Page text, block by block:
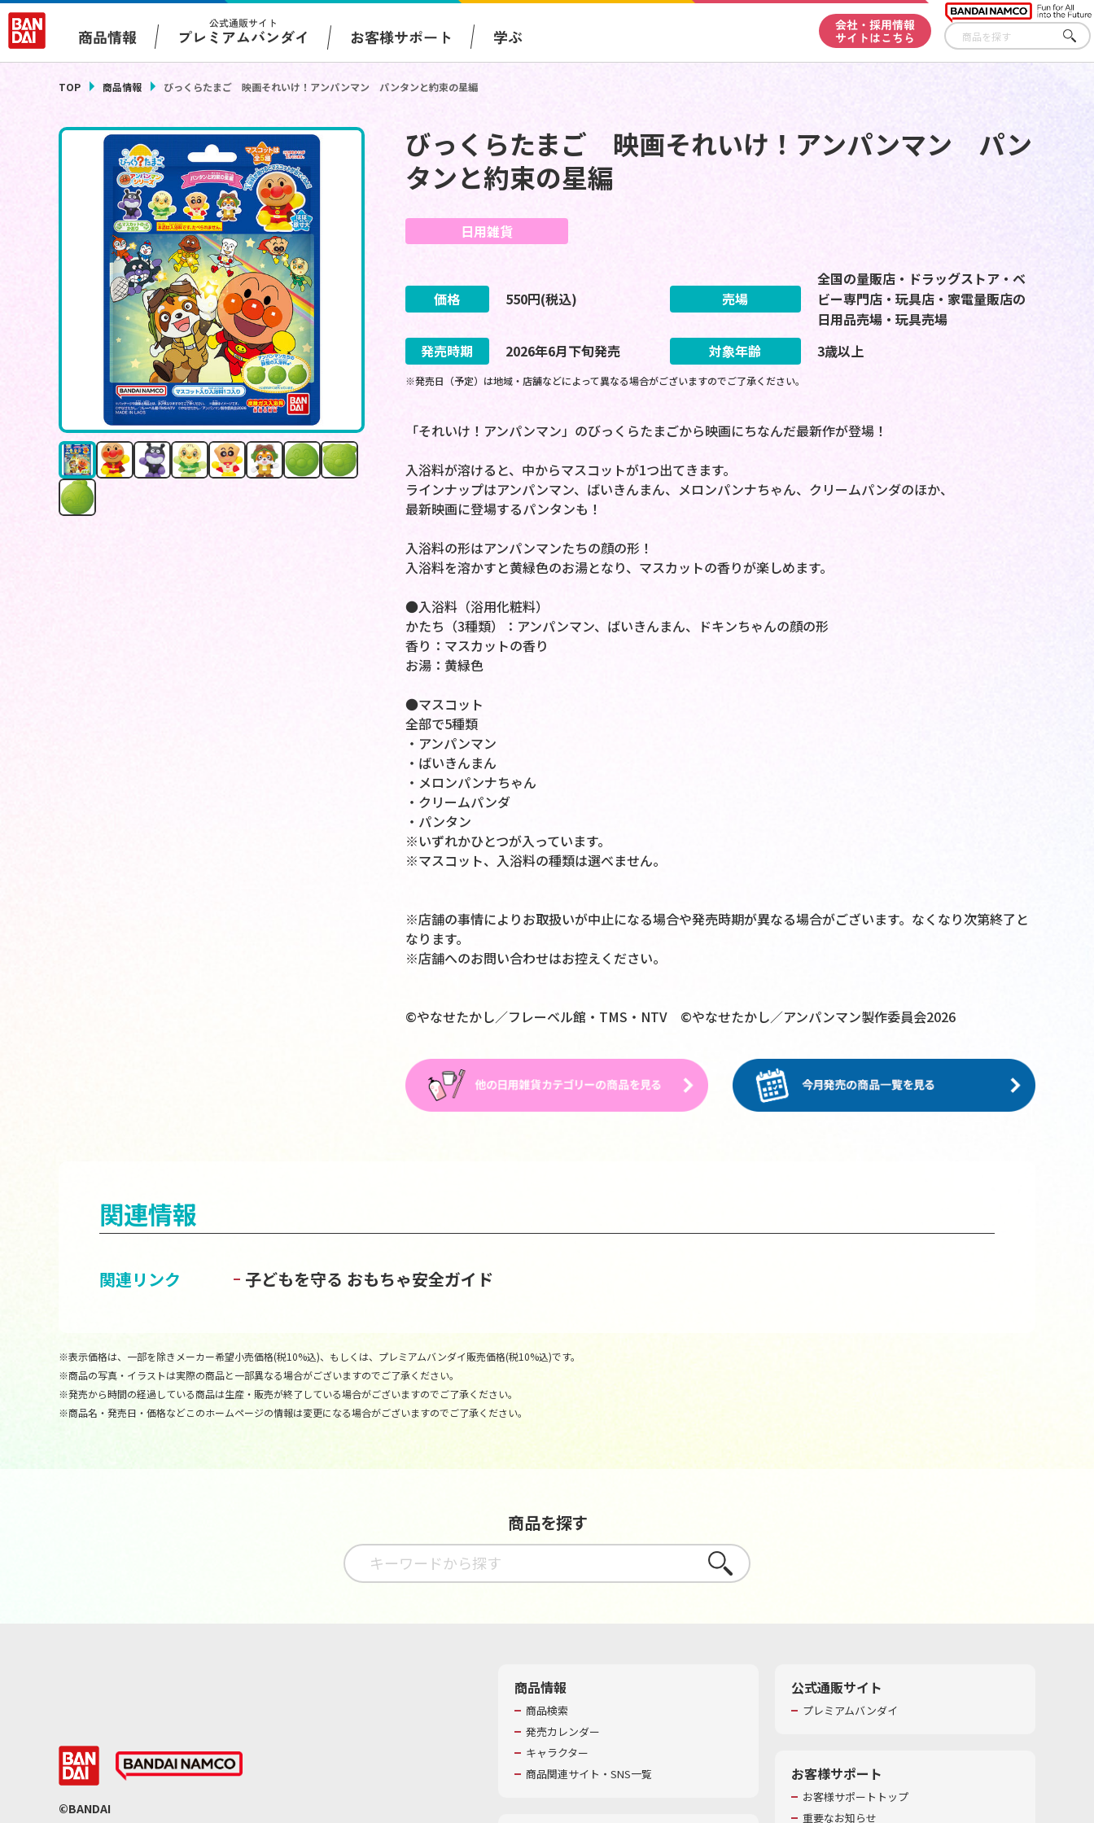
商品情報
公式通販サイト
プレミアムバンダイ お客様サポート 学ぶ
会社・採用情報
サイトはこちら
さが
す
TOP 商品情報 びっくらたまご 映画それいけ！アンパンマン パンタンと約束の星編
びっくらたまご 映画それいけ！アンパンマン パン
タンと約束の星編
日用雑貨
価格 550円(税込) 売場
全国の量販店・ドラッグストア・ベ
ビー専門店・玩具店・家電量販店の
日用品売場・玩具売場
発売時期
2026年6月下旬発売 対象年齢 3歳以上
※発売日（予定）は地域・店舗などによって異なる場合がございますのでご了承ください。
「それいけ！アンパンマン」のびっくらたまごから映画にちなんだ最新作が登場！
入浴料が溶けると、中からマスコットが1つ出てきます。
ラインナップはアンパンマン、ばいきんまん、メロンパンナちゃん、クリームパンダのほか、
最新映画に登場するパンタンも！
入浴料の形はアンパンマンたちの顔の形！
入浴料を溶かすと黄緑色のお湯となり、マスカットの香りが楽しめます。
●入浴料（浴用化粧料）
かたち（3種類）：アンパンマン、ばいきんまん、ドキンちゃんの顔の形
香り：マスカットの香り
お湯：黄緑色
●マスコット
全部で5種類
・アンパンマン
・ばいきんまん
・メロンパンナちゃん
・クリームパンダ
・パンタン
※いずれかひとつが入っています。
※マスコット、入浴料の種類は選べません。
※店舗の事情によりお取扱いが中止になる場合や発売時期が異なる場合がございます。なくなり次第終了と
なります。
※店舗へのお問い合わせはお控えください。
©やなせたかし／フレーベル館・TMS・NTV ©やなせたかし／アンパンマン製作委員会2026
関連情報
関連リンク 子どもを守る おもちゃ安全ガイド
※表示価格は、一部を除きメーカー希望小売価格(税10%込)、もしくは、プレミアムバンダイ販売価格(税10%込)です。
※商品の写真・イラストは実際の商品と一部異なる場合がございますのでご了承ください。
※発売から時間の経過している商品は生産・販売が終了している場合がございますのでご了承ください。
※商品名・発売日・価格などこのホームページの情報は変更になる場合がございますのでご了承ください。
商品を探す
さがす
©BANDAI
商品情報
商品検索
発売カレンダー
キャラクター
商品関連サイト・SNS一覧
公式通販サイト
プレミアムバンダイ
お客様サポート
お客様サポートトップ
重要なお知らせ